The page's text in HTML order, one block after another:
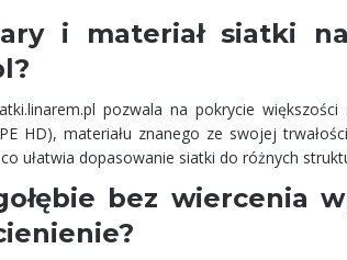
i materiał siatki
pozwala na pokrycie
HD), materiału znanego ze swojej
ułatwia dopasowanie siatki do różnych
bez wiercenia